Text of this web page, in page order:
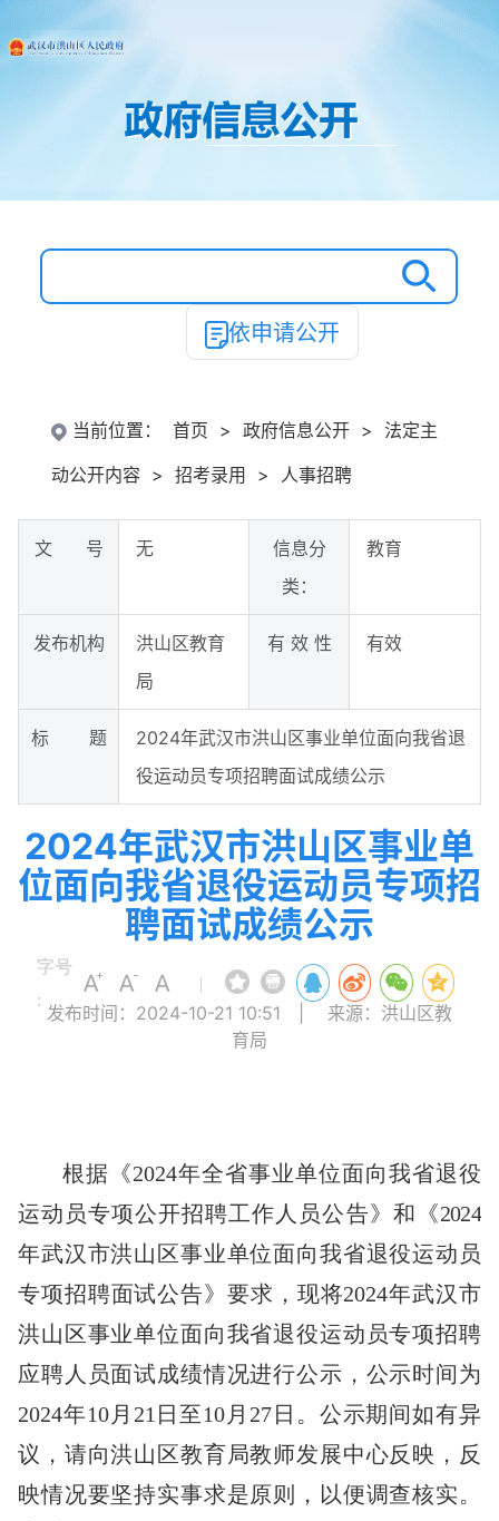
依申请公开
当前位置： 首页 > 政府信息公开 >
法定主
动公开内容 > 招考录用 > 人事招聘
文 号 无
信息分
类：
教育
发布机构
洪山区教育
局
有 效 性 有效
标 题
2024年武汉市洪山区事业单位面向我省退
役运动员专项招聘面试成绩公示
2024年武汉市洪山区事业单
位面向我省退役运动员专项招
聘面试成绩公示
字号
:
|
发布时间：2024-10-21 10:51
来源：洪山区教
育局
根据《2024年全省事业单位面向我省退役
运动员专项公开招聘工作人员公告》和《2024
年武汉市洪山区事业单位面向我省退役运动员
专项招聘面试公告》要求， 现将2024年武汉市
洪山区事业单位面向我省退役运动员专项招聘
应聘人员面试成绩情况进行公示，公示时间为
2024年10月 21 日至10 月 27 日。公示期间如有异
议，请向洪山区教育局教师发展中心反映，反
映情况要坚持实事求是原则，以便调查核实。